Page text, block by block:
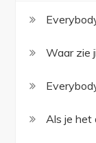
Waar zie
Als je het